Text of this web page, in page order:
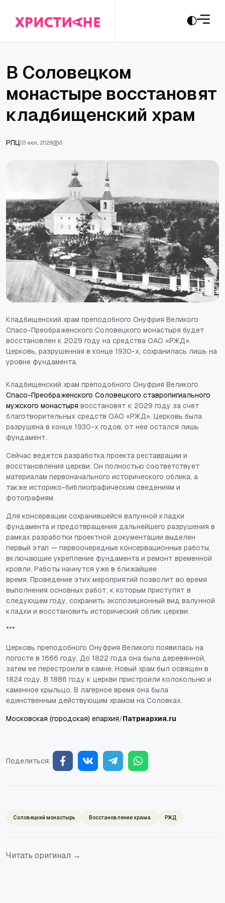
В Соловецком
монастыре восстановят
кладбищенский храм
РПЦ03 июл., 2026 5
Кладбищенский храм преподобного Онуфрия Великого
Спасо-Преображенского Соловецкого монастыря будет
восстановлен к 2029 году на средства ОАО «РЖД».
Церковь, разрушенная в конце 1930-х, сохранилась лишь на
уровне фундамента.
Кладбищенский храм преподобного Онуфрия Великого
Спасо-Преображенского Соловецкого ставропигиального
мужского монастыря восстановят к 2029 году за счет
благотворительных средств ОАО «РЖД». Церковь была
разрушена в конце 1930-х годов, от нее остался лишь
фундамент.
Сейчас ведется разработка проекта реставрации и
восстановления церкви. Он полностью соответствует
материалам первоначального исторического облика, а
также историко-библиографическим сведениям и
фотографиям.
Для консервации сохранившейся валунной кладки
фундамента и предотвращения дальнейшего разрушения в
рамках разработки проектной документации выделен
первый этап — первоочередные консервационные работы,
включающие укрепление фундамента и ремонт временной
кровли. Работы начнутся уже в ближайшее
время. Проведение этих мероприятий позволит во время
выполнения основных работ, к которым приступят в
следующем году, сохранить экспозиционный вид валунной
кладки и восстановить исторический облик церкви.
***
Церковь преподобного Онуфрия Великого появилась на
погосте в 1666 году. До 1822 года она была деревянной,
затем ее перестроили в камне. Новый храм был освящен в
1824 году. В 1886 году к церкви пристроили колокольню и
каменное крыльцо. В лагерное время она была
единственным действующим храмом на Соловках.
Московская (городская) епархия/Патриархия.ru
Поделиться:
Соловецкий монастырь Восстановление храма РЖД
Читать оригинал →